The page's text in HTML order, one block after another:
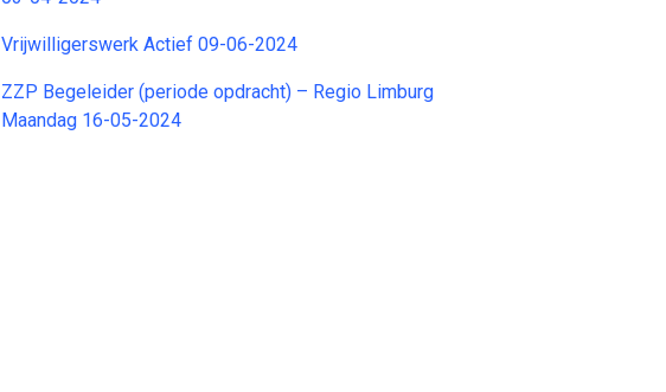
Vrijwilligerswerk Actief 09-06-2024
ZZP Begeleider (periode opdracht) – Regio Limburg
Maandag 16-05-2024